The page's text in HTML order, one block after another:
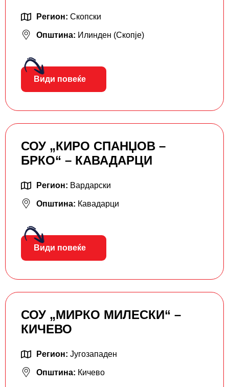
Регион: Скопски
Општина: Илинден (Скопје)
Види повеќе
СОУ „КИРО СПАНЏОВ –
БРКО“ – КАВАДАРЦИ
Регион: Вардарски
Општина: Кавадарци
Види повеќе
СОУ „МИРКО МИЛЕСКИ“ –
КИЧЕВО
Регион: Југозападен
Општина: Кичево